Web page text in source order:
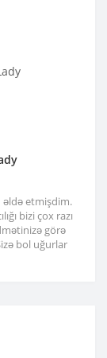
əldə etmişdim.
bizi çox razı
görə
bol uğurlar